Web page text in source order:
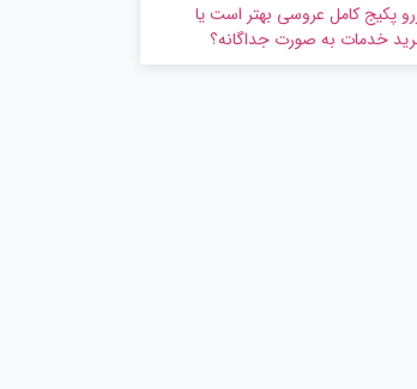
پکیج کامل عروسی بهتر است یا
خدمات به‌ صورت جداگانه؟